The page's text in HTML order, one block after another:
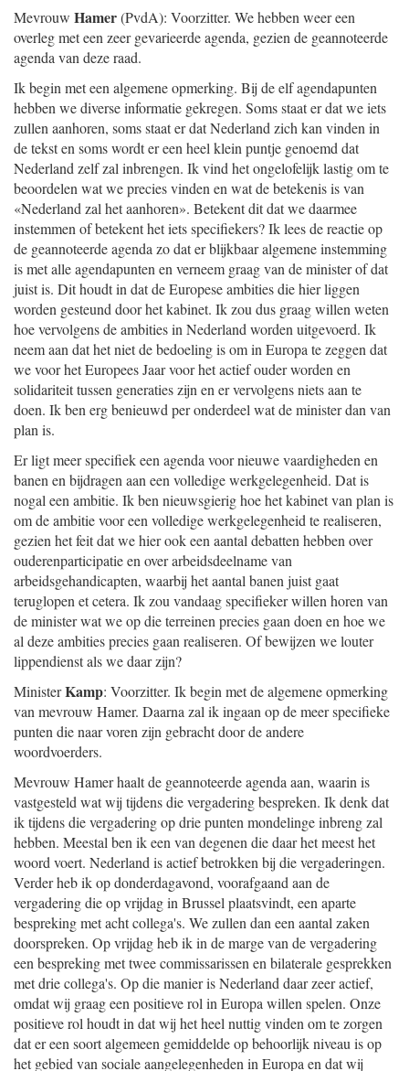
Mevrouw Hamer(PvdA): Voorzitter. We hebben weer een
overleg met een zeer gevarieerde agenda, gezien de geannoteerde
agenda van deze raad.
Ik begin met een algemene opmerking. Bij de elf agendapunten
hebben we diverse informatie gekregen. Soms staat er dat we iets
zullen aanhoren, soms staat er dat Nederland zich kan vinden in
de tekst en soms wordt er een heel klein puntje genoemd dat
Nederland zelf zal inbrengen. Ik vind het ongelofelijk lastig om te
beoordelen wat we precies vinden en wat de betekenis is van
«Nederland zal het aanhoren». Betekent dit dat we daarmee
instemmen of betekent het iets specifiekers? Ik lees de reactie op
de geannoteerde agenda zo dat er blijkbaar algemene instemming
is met alle agendapunten en verneem graag van de minister of dat
juist is. Dit houdt in dat de Europese ambities die hier liggen
worden gesteund door het kabinet. Ik zou dus graag willen weten
hoe vervolgens de ambities in Nederland worden uitgevoerd. Ik
neem aan dat het niet de bedoeling is om in Europa te zeggen dat
we voor het Europees Jaar voor het actief ouder worden en
solidariteit tussen generaties zijn en er vervolgens niets aan te
doen. Ik ben erg benieuwd per onderdeel wat de minister dan van
plan is.
Er ligt meer specifiek een agenda voor nieuwe vaardigheden en
banen en bijdragen aan een volledige werkgelegenheid. Dat is
nogal een ambitie. Ik ben nieuwsgierig hoe het kabinet van plan is
om de ambitie voor een volledige werkgelegenheid te realiseren,
gezien het feit dat we hier ook een aantal debatten hebben over
ouderenparticipatie en over arbeidsdeelname van
arbeidsgehandicapten, waarbij het aantal banen juist gaat
teruglopen et cetera. Ik zou vandaag specifieker willen horen van
de minister wat we op die terreinen precies gaan doen en hoe we
al deze ambities precies gaan realiseren. Of bewijzen we louter
lippendienst als we daar zijn?
MinisterKamp: Voorzitter. Ik begin met de algemene opmerking
van mevrouw Hamer. Daarna zal ik ingaan op de meer specifieke
punten die naar voren zijn gebracht door de andere
woordvoerders.
Mevrouw Hamer haalt de geannoteerde agenda aan, waarin is
vastgesteld wat wij tijdens die vergadering bespreken. Ik denk dat
ik tijdens die vergadering op drie punten mondelinge inbreng zal
hebben. Meestal ben ik een van degenen die daar het meest het
woord voert. Nederland is actief betrokken bij die vergaderingen.
Verder heb ik op donderdagavond, voorafgaand aan de
vergadering die op vrijdag in Brussel plaatsvindt, een aparte
bespreking met acht collega's. We zullen dan een aantal zaken
doorspreken. Op vrijdag heb ik in de marge van de vergadering
een bespreking met twee commissarissen en bilaterale gesprekken
met drie collega's. Op die manier is Nederland daar zeer actief,
omdat wij graag een positieve rol in Europa willen spelen. Onze
positieve rol houdt in dat wij het heel nuttig vinden om te zorgen
dat er een soort algemeen gemiddelde op behoorlijk niveau is op
het gebied van sociale aangelegenheden in Europa en dat wij